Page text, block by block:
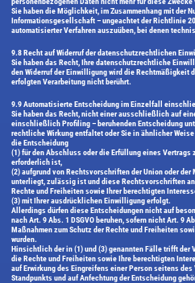
Sie haben die Möglichkeit, im Zusammenhang mit der
Informationsgesellschaft – ungeachtet der Richtlinie
automatisierter Verfahren auszuüben, bei denen
9.8 Recht auf Widerruf der datenschutzrechtlichen
Sie haben das Recht, Ihre datenschutzrechtliche
den Widerruf der Einwilligung wird die Rechtmäßigkeit
erfolgten Verarbeitung nicht berührt.
9.9 Automatisierte Entscheidung im Einzelfall
Sie haben das Recht, nicht einer ausschließlich auf
einschließlich Profiling – beruhenden Entscheidung
rechtliche Wirkung entfaltet oder Sie in ähnlicher
die Entscheidung
(1) für den Abschluss oder die Erfüllung eines Vertrags
erforderlich ist,
(2) aufgrund von Rechtsvorschriften der Union oder
unterliegt, zulässig ist und diese Rechtsvorschriften
Rechte und Freiheiten sowie Ihrer berechtigten
(3) mit Ihrer ausdrücklichen Einwilligung erfolgt.
Allerdings dürfen diese Entscheidungen nicht auf
nach Art. 9 Abs. 1 DSGVO beruhen, sofern nicht Art. 9
Maßnahmen zum Schutz der Rechte und Freiheiten
wurden.
Hinsichtlich der in (1) und (3) genannten Fälle trifft der
die Rechte und Freiheiten sowie Ihre berechtigten
auf Erwirkung des Eingreifens einer Person seitens
Standpunkts und auf Anfechtung der Entscheidung